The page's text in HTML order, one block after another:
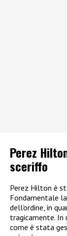
Perez
sceriffo
Perez Hilton è
Fondamentale
dell’ordine, in
tragicamente.
come è stata